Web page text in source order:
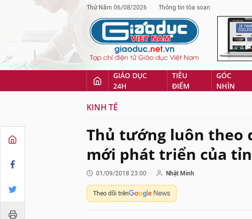
Thứ Năm 06/08/2026 Thông tin tòa soạn
GIÁO DỤC
24H
TIÊU
ĐIỂM
GÓC
NHÌN
KINH TẾ
Thủ tướng luôn theo
mới phát triển của
01/09/2018 23:00 Nhật Minh
Theo dõi trên